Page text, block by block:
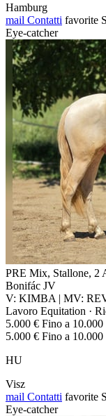
Hamburg
mail Contatti favorite
Eye-catcher
PRE Mix, Stallone, 2
Bonifác JV
V: KIMBA | MV:
Lavoro Equitation ·
5.000 € Fino a 10.000
5.000 € Fino a 10.000
HU
Visz
mail Contatti favorite
Eye-catcher